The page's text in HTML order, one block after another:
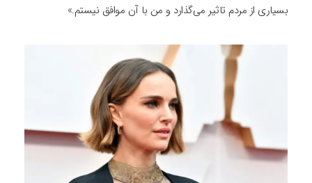
بسیاری از مردم تاثیر می‌گذارد و من با آن موافق نیستم.»